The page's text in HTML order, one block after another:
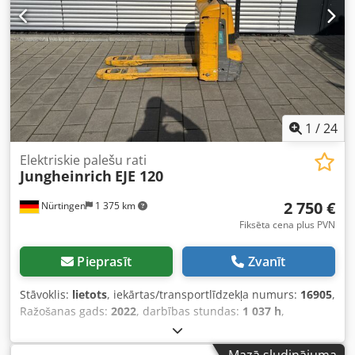
1 /24
Nürtingen 1 375 km
Elektriskie palešu rati
Jungheinrich EJE 120
2 750 €
Fiksēta cena plus PVN
Pieprasīt Zvanīt
Stāvoklis: lietots, iekārtas/transportlīdzekļa numurs: 16905,
Ražošanas gads: 2022, darbības stundas: 1 037 h,
, celšanas augstums:
smaguma centrs:600 mm, degvielas veids:elektrisks,